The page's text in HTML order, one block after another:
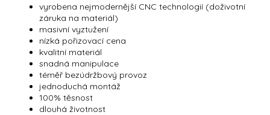
vyrobena nejmodernější CNC technologií (doživotní
záruka na materiál)
masivní vyztužení
nízká pořizovací cena
kvalitní materiál
snadná manipulace
téměř bezúdržbový provoz
jednoduchá montáž
100% těsnost
dlouhá životnost